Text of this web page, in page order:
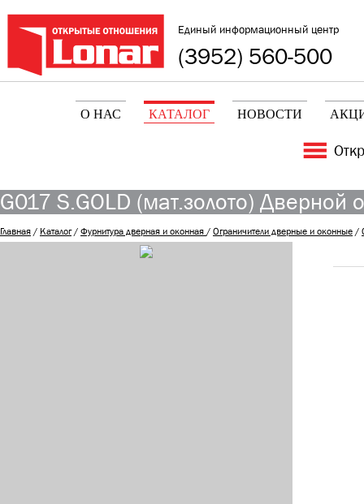
Единый информационный центр
(3952) 560-500
О НАС КАТАЛОГ НОВОСТИ
G017 S.GOLD (мат.золото) Дверной
Главная/ Каталог/Фурнитура дверная и оконная/Ограничители дверные и оконные/